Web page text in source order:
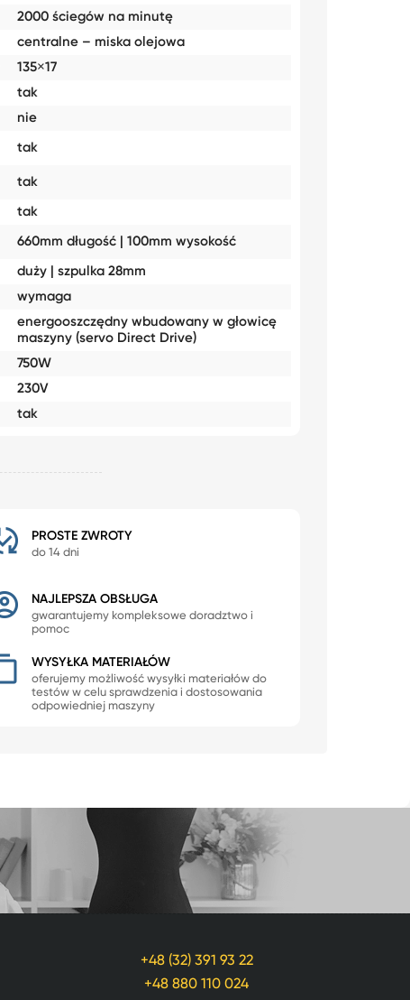
2000 ściegów na minutę
centralne – miska olejowa
135×17
tak
nie
tak
tak
tak
660mm długość | 100mm wysokość
duży | szpulka 28mm
wymaga
energooszczędny wbudowany w głowicę
maszyny (servo Direct Drive)
750W
230V
tak
PROSTE ZWROTY
do 14 dni
NAJLEPSZA OBSŁUGA
gwarantujemy kompleksowe doradztwo i
pomoc
WYSYŁKA MATERIAŁÓW
oferujemy możliwość wysyłki materiałów do
testów w celu sprawdzenia i dostosowania
odpowiedniej maszyny
+48 (32) 391 93 22
+48 880 110 024